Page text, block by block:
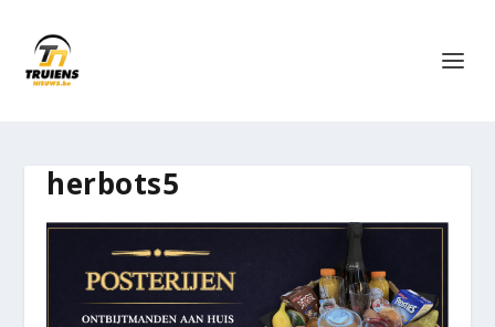
herbots5